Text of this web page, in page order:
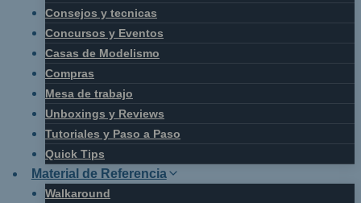
Consejos y tecnicas
Concursos y Eventos
Casas de Modelismo
Compras
Mesa de trabajo
Unboxings y Reviews
Tutoriales y Paso a Paso
Quick Tips
Material de Referencia
Walkaround